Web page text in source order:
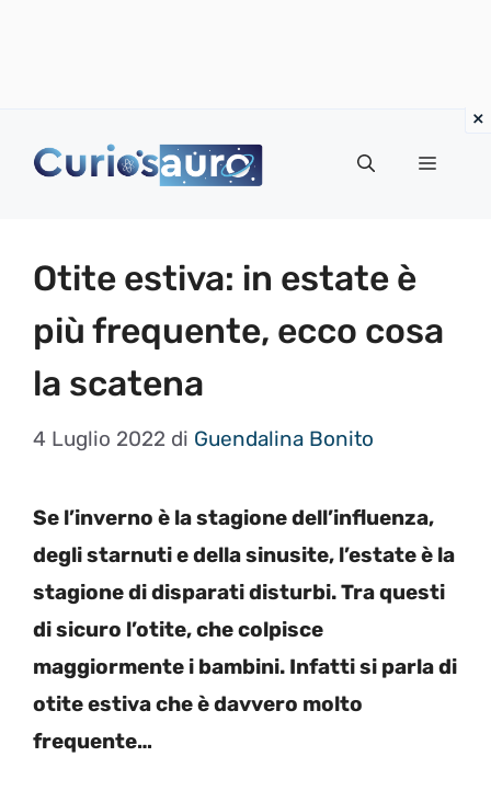
Menu
Otite estiva: in estate è
più frequente, ecco cosa
la scatena
4 Luglio 2022 di Guendalina Bonito
Se l’inverno è la stagione dell’influenza,
degli starnuti e della sinusite, l’estate è la
stagione di disparati disturbi. Tra questi
di sicuro l’otite, che colpisce
maggiormente i bambini. Infatti si parla di
otite estiva che è davvero molto
frequente…